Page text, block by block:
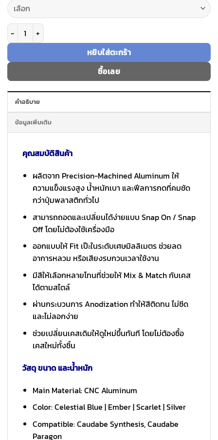
จำนวน Caudabe Button ปุ่มกดเคสรุ่น Paragon (IP17 Pro) & Synthesis
หยิบใส่ตะกร้า
ซื้อเลย
คำอธิบาย
ข้อมูลเพิ่มเติม
คุณสมบัติสินค้า
ผลิตจาก Precision-Machined Aluminum ให้
ความแข็งแรงสูง น้ำหนักเบา และฟีลการกดที่คมชัด
กว่าปุ่มพลาสติกทั่วไป
สามารถถอดและเปลี่ยนได้ง่ายแบบ Snap On / Snap
Off โดยไม่ต้องใช้เครื่องมือ
ออกแบบให้ Fit เป๊ะในระดับเศษมิลลิเมตร ช่วยลด
อาการหลวม หรือเสียงรบกวนเวลาใช้งาน
มีสีให้เลือกหลายโทนที่ช่วยให้ Mix & Match กับเคส
ได้ตามสไตล์
ผ่านกระบวนการ Anodization ทำให้สีติดทน ไม่ซีด
และไม่ลอกง่าย
ช่วยเปลี่ยนเคสเดิมให้ดูใหม่ขึ้นทันที โดยไม่ต้องซื้อ
เคสใหม่ทั้งชิ้น
วัสดุ ขนาด และน้ำหนัก
Main Material: CNC Aluminum
Color: Celestial Blue | Ember | Scarlet | Silver
Compatible: Caudabe Synthesis, Caudabe
Paragon